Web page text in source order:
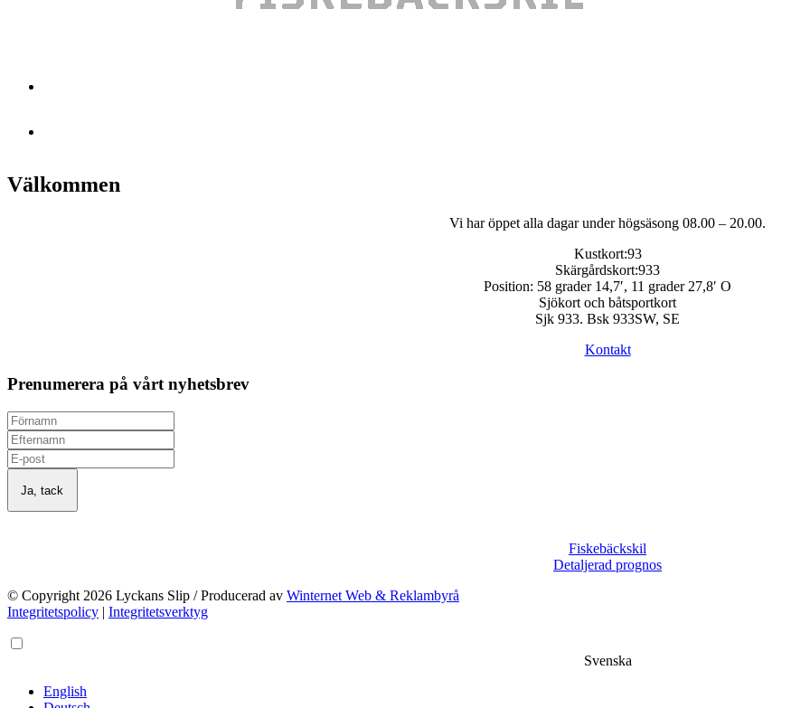
Välkommen
Vi har öppet alla dagar under högsäsong 08.00 – 20.00.
Kustkort:93
Skärgårdskort:933
Position: 58 grader 14,7′, 11 grader 27,8′ O
Sjökort och båtsportkort
Sjk 933. Bsk 933SW, SE
Kontakt
Prenumerera på vårt nyhetsbrev
Fiskebäckskil
Detaljerad prognos
© Copyright 2026 Lyckans Slip / Producerad av Winternet Web & Reklambyrå
Integritetspolicy | Integritetsverktyg
Svenska
English